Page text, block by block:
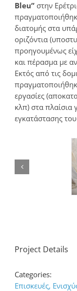
Bleu” στην
διατομής στα
οριζόντια
προηγουμένως
και πέρασμα με
Εκτός από τις
εργασίες
κλπ) στα πλαίσια
εγκατάστασης
Project Details
Categories:
Επισκευές,